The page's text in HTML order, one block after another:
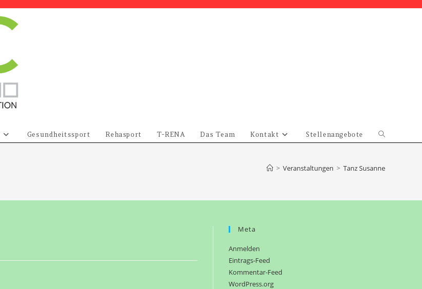
Gesundheitssport Rehasport T-RENA Das Team Kontakt Stellenangebote
Website-
umschalten
> Veranstaltungen > Tanz Susanne
Meta
Anmelden
Eintrags-Feed
Kommentar-Feed
WordPress.org